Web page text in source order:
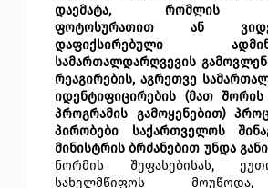
დაემატა, რომლის
ფოტოსურათით ან
დაფიქსირებული
სამართალდარღვევის
რეაგირების, აგრეთვე
იდენტიფიცირების (მათ
პროგრამის გამოყენებით)
პირობები საქართველოს
მინისტრის ბრძანებით უნდა
ნორმის შეფასებისას,
სახელმწიფოს